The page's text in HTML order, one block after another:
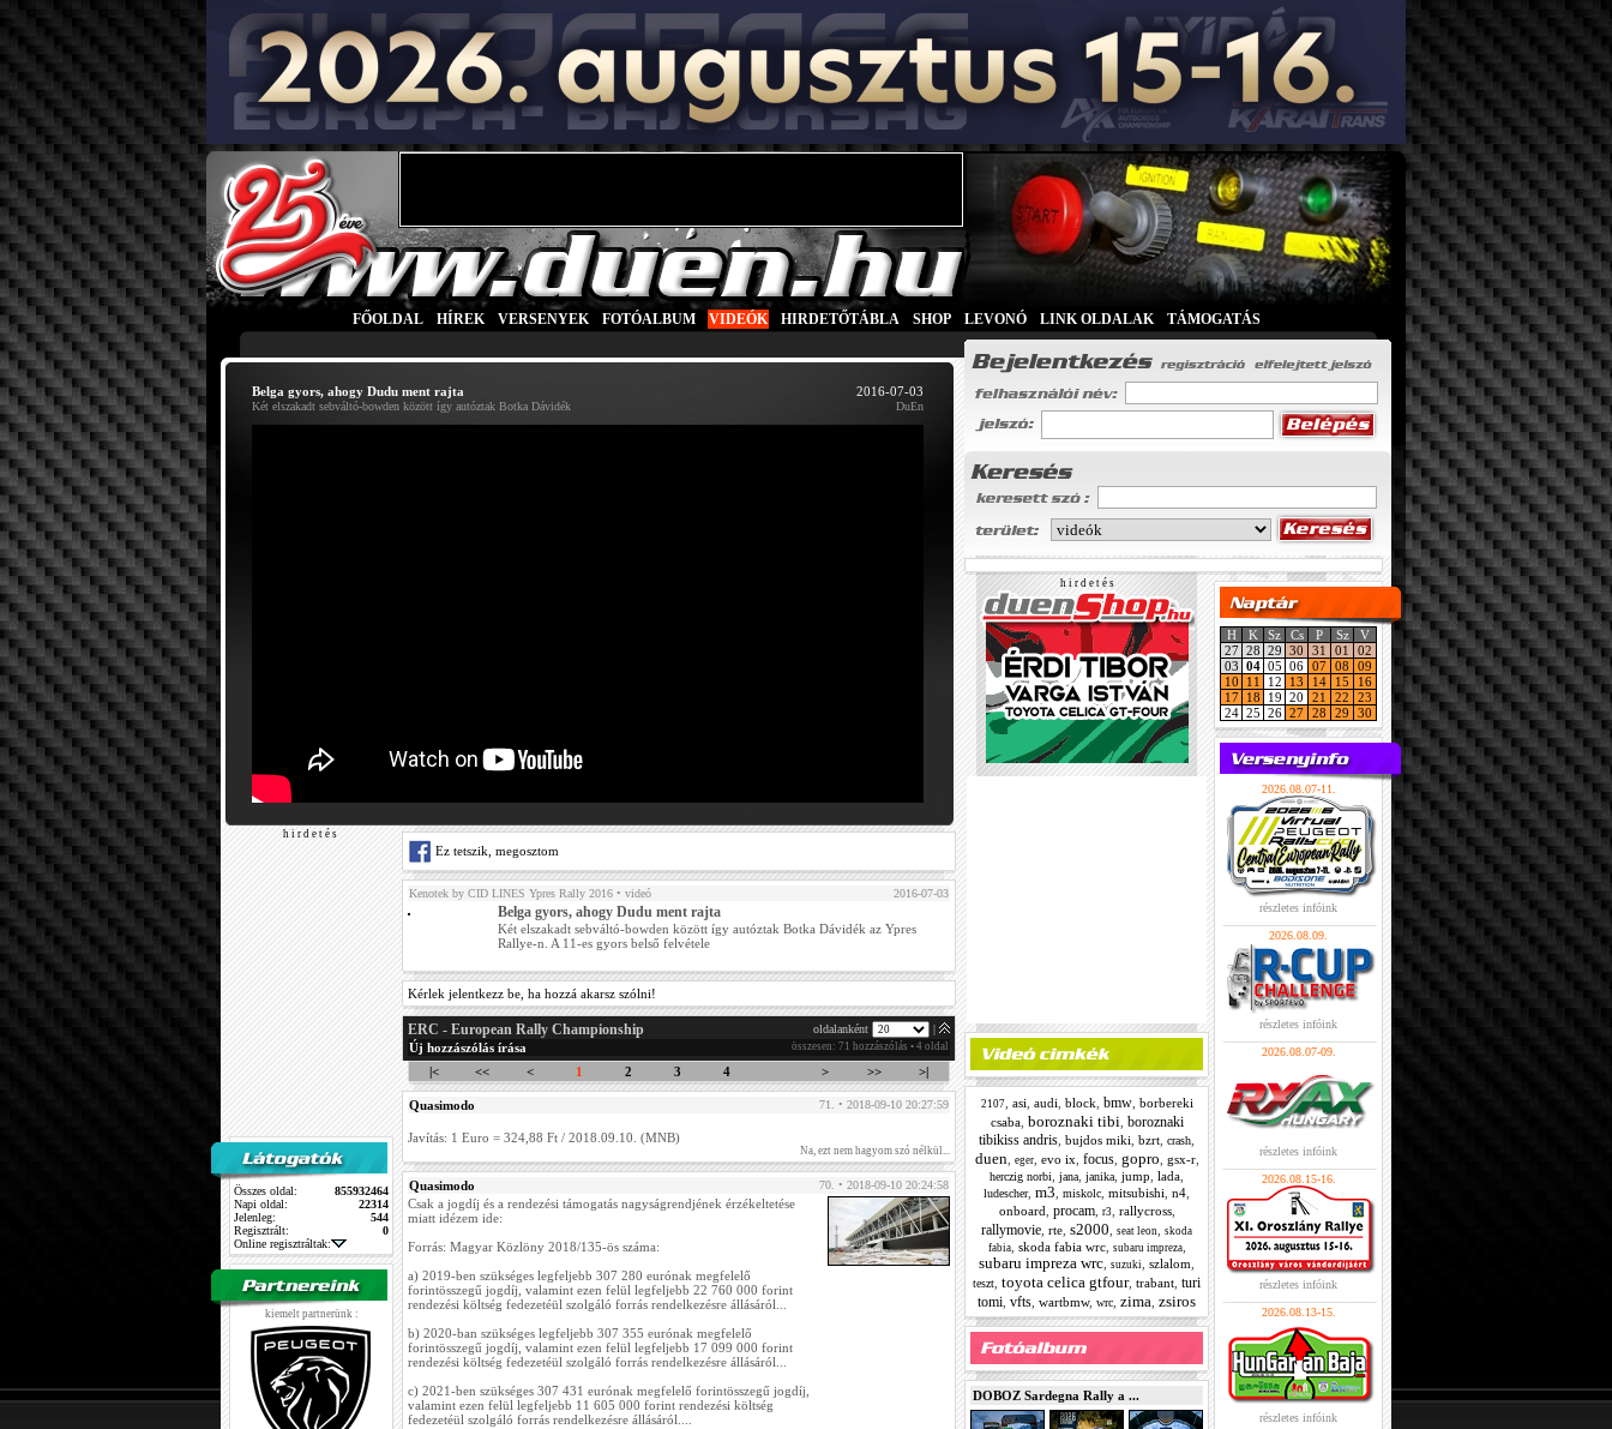
FŐOLDAL HÍREK VERSENYEK FOTÓALBUM VIDEÓK HIRDETŐTÁBLA SHOP LEVONÓ LINK OLDALAK TÁMOGATÁS
Belga gyors, ahogy Dudu ment rajta
Két elszakadt sebváltó-bowden között így autóztak Botka Dávidék
2016-07-03
DuEn
h i r d e t é s
Összes oldal:
855932464
Napi oldal:
22314
Jelenleg:
544
Regisztrált:
0
Online regisztráltak:
kiemelt partnerünk :
Ez tetszik, megosztom
Kenotek by CID LINES Ypres Rally 2016 • videó 2016-07-03
Belga gyors, ahogy Dudu ment rajta
Két elszakadt sebváltó-bowden között így autóztak Botka Dávidék az Ypres
Rallye-n. A 11-es gyors belső felvétele
Kérlek jelentkezz be, ha hozzá akarsz szólni!
ERC - European Rally Championship oldalanként
Új hozzászólás írása összesen: 71 hozzászólás • 4 oldal
|< << < 1 2 3 4 > >> >|
Quasimodo 71. • 2018-09-10 20:27:59
Javítás: 1 Euro = 324,88 Ft / 2018.09.10. (MNB)
Na, ezt nem hagyom szó nélkül...
Quasimodo 70. • 2018-09-10 20:24:58
Csak a jogdíj és a rendezési támogatás nagyságrendjének érzékeltetése
miatt idézem ide:
Forrás: Magyar Közlöny 2018/135-ös száma:
a) 2019-ben szükséges legfeljebb 307 280 eurónak megfelelő
forintösszegű jogdíj, valamint ezen felül legfeljebb 22 760 000 forint
rendezési költség fedezetéül szolgáló forrás rendelkezésre állásáról...
b) 2020-ban szükséges legfeljebb 307 355 eurónak megfelelő
forintösszegű jogdíj, valamint ezen felül legfeljebb 17 099 000 forint
rendezési költség fedezetéül szolgáló forrás rendelkezésre állásáról...
c) 2021-ben szükséges 307 431 eurónak megfelelő forintösszegű jogdíj,
valamint ezen felül legfeljebb 11 605 000 forint rendezési költség
fedezetéül szolgáló forrás rendelkezésre állásáról....
h i r d e t é s
2107, asi audi block bmw, borbereki
csaba, boroznaki tibi boroznaki
tibikiss andris bujdos miki bzrt crash
duen eger, evo ix focus, gopro gsx-r,
herczig norbi jana janika jump lada
ludescher, m3 miskolc mitsubishi n4
onboard procam, r3 rallycross,
rallymovie rte s2000 seat leon skoda
fabia, skoda fabia wrc, subaru impreza,
subaru impreza wrc suzuki szlalom
teszt toyota celica gtfour, trabant turi
tomi vfts wartbmw, wrc zima zsiros
DOBOZ Sardegna Rally a ...
H K Sz Cs P Sz
V
27 28 29 30 31 01
02
03 04 05 06 07 08
09
10
11 12 13 14 15
16
17
18 19 20 21 22
23
24 25 26 27 28 29 30
2026.08.07-11.
részletes infóink
2026.08.09.
részletes infóink
2026.08.07-09.
részletes infóink
2026.08.15-16.
részletes infóink
2026.08.13-15.
részletes infóink